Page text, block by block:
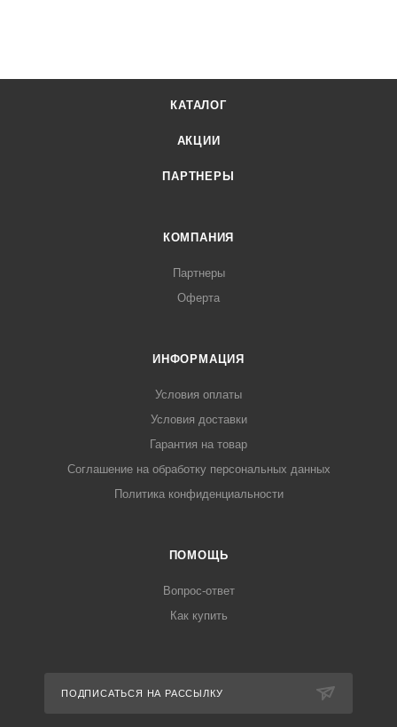
КАТАЛОГ
АКЦИИ
ПАРТНЕРЫ
КОМПАНИЯ
Партнеры
Оферта
ИНФОРМАЦИЯ
Условия оплаты
Условия доставки
Гарантия на товар
Соглашение на обработку персональных данных
Политика конфиденциальности
ПОМОЩЬ
Вопрос-ответ
Как купить
ПОДПИСАТЬСЯ НА РАССЫЛКУ